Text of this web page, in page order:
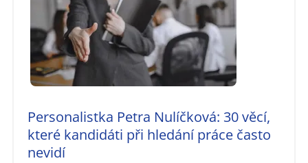
Personalistka Petra Nulíčková: 30 věcí,
které kandidáti při hledání práce často
nevidí